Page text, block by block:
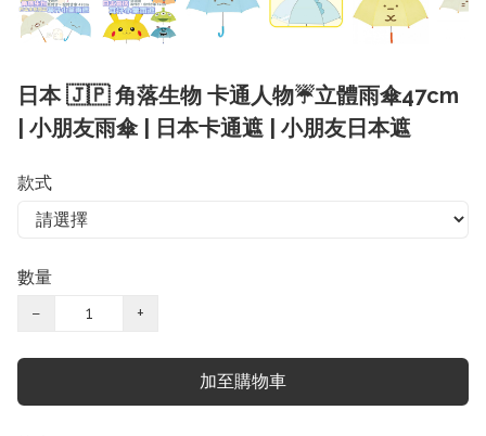
日本 🇯🇵 角落生物 卡通人物☔️立體雨傘47cm
| 小朋友雨傘 | 日本卡通遮 | 小朋友日本遮
款式
數量
−
+
加至購物車